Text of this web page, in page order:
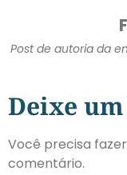
Post de autoria da
Deixe
Você precisa
comentário.